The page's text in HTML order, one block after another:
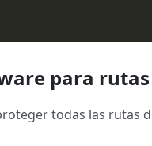
para
todas las rutas